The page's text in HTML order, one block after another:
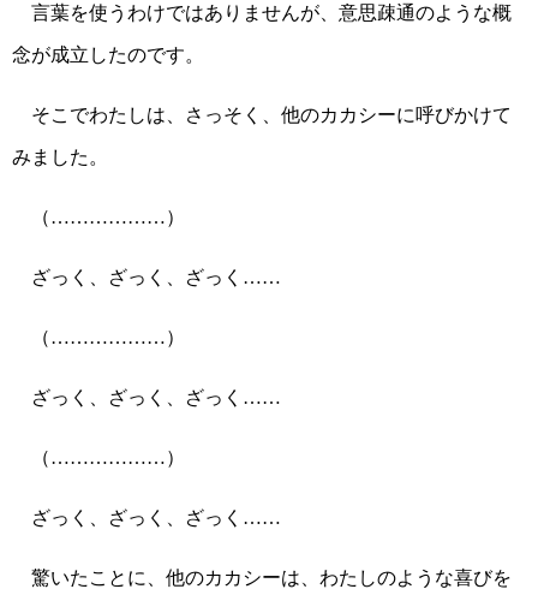
言葉を使うわけではありませんが、意思疎通のような概
念が成立したのです。
そこでわたしは、さっそく、他のカカシーに呼びかけて
みました。
（………………）
ざっく、ざっく、ざっく……
（………………）
ざっく、ざっく、ざっく……
（………………）
ざっく、ざっく、ざっく……
驚いたことに、他のカカシーは、わたしのような喜びを